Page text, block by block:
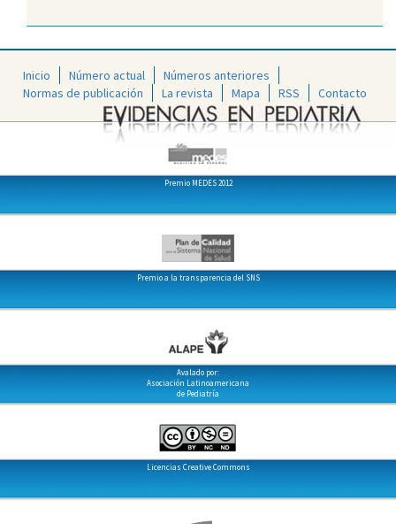
Inicio Número actual
Números anteriores
Normas de publicación
La revista Mapa RSS Contacto
Premio MEDES 2012
Premio a la transparencia del SNS
Avalado por:
Asociación Latinoamericana
de Pediatría
Licencias Creative Commons